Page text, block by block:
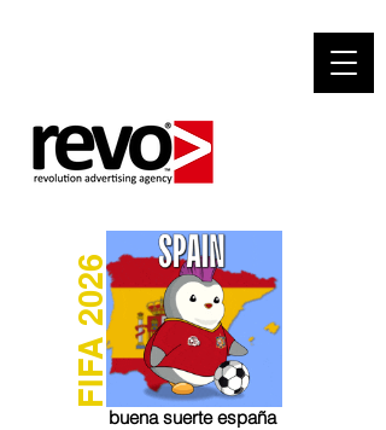
buena suerte españa
FIFA 2026